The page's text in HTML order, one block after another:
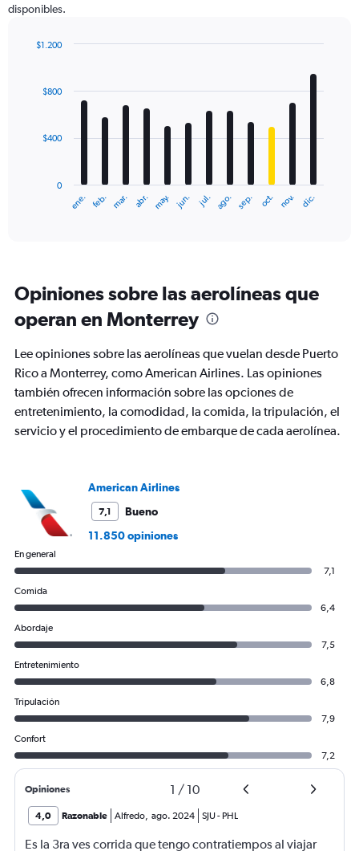
disponibles.
with
The
categories.
chart
1
Y
axis
values.
Range:
ene. feb. mar. abr. may. jun. jul. ago. sep. oct. nov. dic.
0
$400
$800
$1.200
Opiniones sobre las aerolíneas que
operan en Monterrey
Lee opiniones sobre las aerolíneas que vuelan desde Puerto
Rico a Monterrey, como American Airlines. Las opiniones
también ofrecen información sobre las opciones de
entretenimiento, la comodidad, la comida, la tripulación, el
servicio y el procedimiento de embarque de cada aerolínea.
American Airlines
7,1
Bueno
11.850 opiniones
En general
7,1
Comida
6,4
Abordaje
7,5
Entretenimiento
6,8
Tripulación
7,9
Confort
7,2
Opiniones 1 / 10
4,0 Razonable Alfredo, ago. 2024 SJU- PHL
Es la 3ra ves corrida que tengo contratiempos al viajar